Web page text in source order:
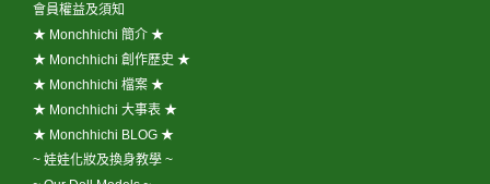
會員權益及須知
★ Monchhichi 簡介 ★
★ Monchhichi 創作歷史 ★
★ Monchhichi 檔案 ★
★ Monchhichi 大事表 ★
★ Monchhichi BLOG ★
~ 娃娃化妝及換身教學 ~